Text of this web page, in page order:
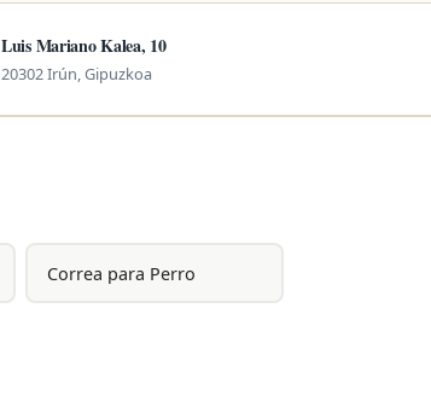
Luis Mariano Kalea, 10
20302 Irún, Gipuzkoa
Correa para Perro